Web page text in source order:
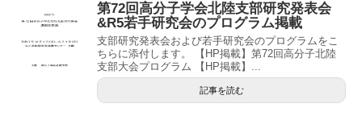
第72回高分子学会北陸支部研究発表会
&R5若手研究会のプログラム掲載
支部研究発表会および若手研究会のプログラムをこ
ちらに添付します。 【HP掲載】第72回高分子北陸
支部大会プログラム 【HP掲載】...
記事を読む